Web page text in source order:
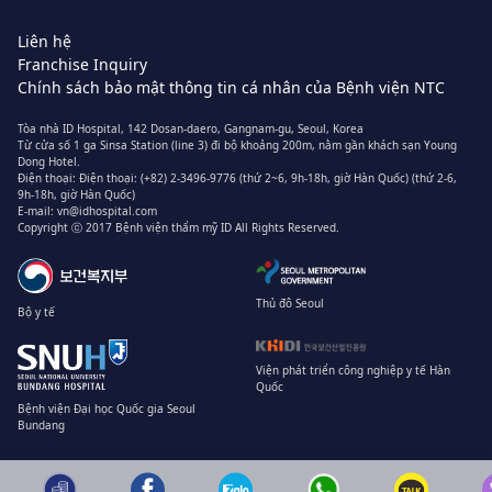
Liên hệ
Franchise Inquiry
Chính sách bảo mật thông tin cá nhân của Bệnh viện NTC
Tòa nhà ID Hospital, 142 Dosan-daero, Gangnam-gu, Seoul, Korea
Từ cửa số 1 ga Sinsa Station (line 3) đi bộ khoảng 200m, nằm gần khách sạn Young
Dong Hotel.
Điện thoại: Điện thoại: (+82) 2-3496-9776 (thứ 2~6, 9h-18h, giờ Hàn Quốc) (thứ 2-6,
9h-18h, giờ Hàn Quốc)
E-mail: vn@idhospital.com
Copyright ⓒ 2017 Bệnh viện thẩm mỹ ID All Rights Reserved.
Bộ y tế
Thủ đô Seoul
Bệnh viện Đại học Quốc gia Seoul
Bundang
Viện phát triển công nghiệp y tế Hàn
Quốc